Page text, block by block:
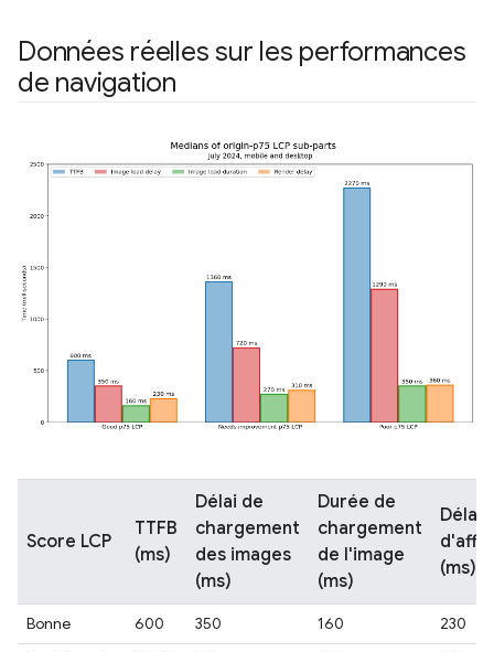
Données réelles sur les performances
de navigation
Score LCP
TTFB
(ms)
Délai de
chargement
des images
(ms)
Durée de
chargement
de l'image
(ms)
Délai
(ms)
Bonne 600 350 160
230